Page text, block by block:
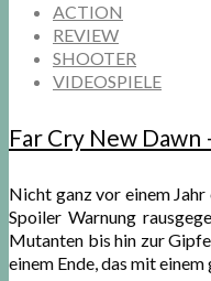
ACTION
REVIEW
SHOOTER
VIDEOSPIELE
Far Cry New
Nicht ganz vor einem
Spoiler Warnung
Mutanten bis hin zur
einem Ende, das mit